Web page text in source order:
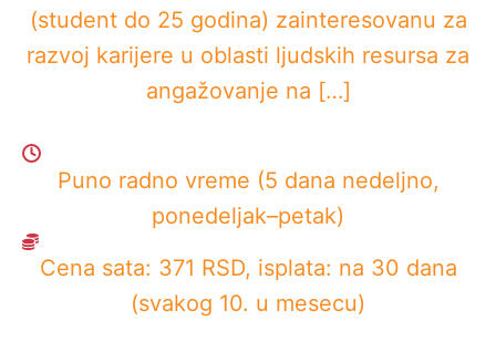
(student do 25 godina) zainteresovanu za
razvoj karijere u oblasti ljudskih resursa za
angažovanje na […]
Puno radno vreme (5 dana nedeljno,
ponedeljak–petak)
Cena sata: 371 RSD, isplata: na 30 dana
(svakog 10. u mesecu)